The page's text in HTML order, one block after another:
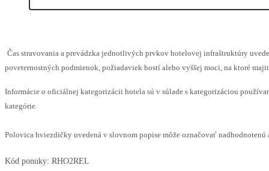
Čas stravovania a prevádzka jednotlivých prvkov hotelovej infraštruktúry
poveternostných podmienok, požiadaviek hostí alebo vyššej moci, na ktoré
Informácie o oficiálnej kategorizácii hotela sú v súlade s kategorizáciou
kategórie.
Polovica hviezdičky uvedená v slovnom popise môže označovať
Kód ponuky: RHO2REL